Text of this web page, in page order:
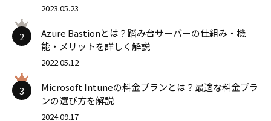
2023.05.23
2
Azure Bastionとは？踏み台サーバーの仕組み・機
能・メリットを詳しく解説
2022.05.12
3
Microsoft Intuneの料金プランとは？最適な料金プラ
ンの選び方を解説
2024.09.17